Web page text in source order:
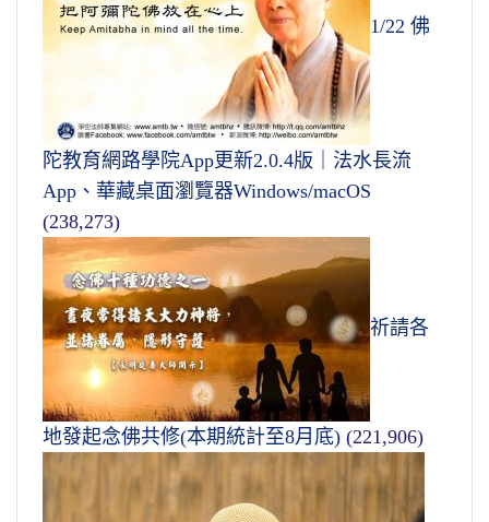
1/22 佛
陀教育網路學院App更新2.0.4版｜法水長流
App、華藏桌面瀏覽器Windows/macOS
(238,273)
祈請各
地發起念佛共修(本期統計至8月底) (221,906)